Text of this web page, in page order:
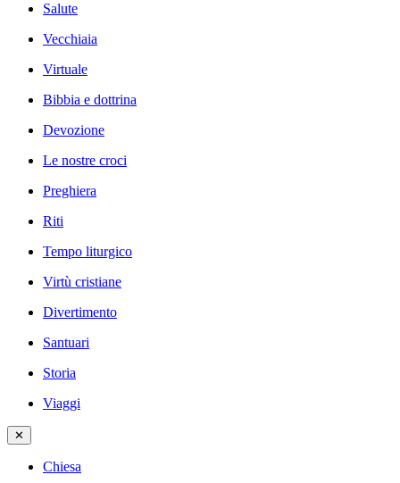
Salute
Vecchiaia
Virtuale
Bibbia e dottrina
Devozione
Le nostre croci
Preghiera
Riti
Tempo liturgico
Virtù cristiane
Divertimento
Santuari
Storia
Viaggi
✕
Chiesa